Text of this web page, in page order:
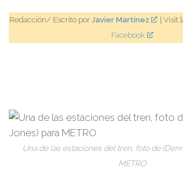
Redacción/ Escrito por Javier Martínez | Visit
Facebook
Una de las estaciones del tren, foto de
METRO